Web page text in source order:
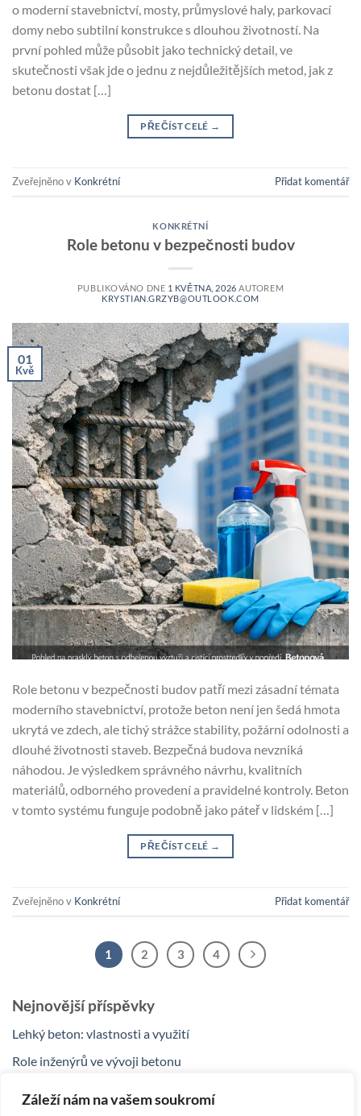
Záleží nám na vašem soukromí
o moderní stavebnictví, mosty, průmyslové haly, parkovací
domy nebo subtilní konstrukce s dlouhou životností. Na
první pohled může působit jako technický detail, ve
skutečnosti však jde o jednu z nejdůležitějších metod, jak z
betonu dostat […]
PŘEČÍST CELÉ →
Zveřejněno v Konkrétní Přidat komentář
KONKRÉTNÍ
Role betonu v bezpečnosti budov
PUBLIKOVÁNO DNE 1 KVĚTNA, 2026 AUTOREM
KRYSTIAN.GRZYB@OUTLOOK.COM
01
Kvě
Role betonu v bezpečnosti budov patří mezi zásadní témata
moderního stavebnictví, protože beton není jen šedá hmota
ukrytá ve zdech, ale tichý strážce stability, požární odolnosti a
dlouhé životnosti staveb. Bezpečná budova nevzniká
náhodou. Je výsledkem správného návrhu, kvalitních
materiálů, odborného provedení a pravidelné kontroly. Beton
v tomto systému funguje podobně jako páteř v lidském […]
PŘEČÍST CELÉ →
Zveřejněno v Konkrétní Přidat komentář
1 2 3 4
Nejnovější příspěvky
Lehký beton: vlastnosti a využití
Role inženýrů ve vývoji betonu